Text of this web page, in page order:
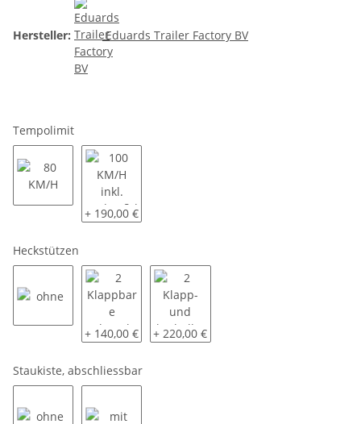
Hersteller: Eduards Trailer Factory BV
Tempolimit
80 KM/H100 KM/H inkl. Radstoßdämpfer und COC Eintrag
+ 190,00 €
Heckstützen
2 Klappbare Schwerlaststützen
+ 140,00 € 2 Klapp- und kurbelbare
+ 220,00 €
Staukiste, abschliessbar